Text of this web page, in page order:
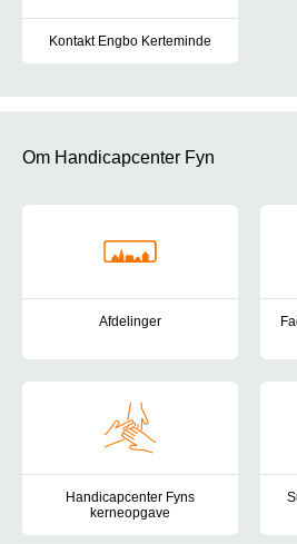
Kontakt Engbo Kerteminde
Om Handicapcenter Fyn
Afdelinger
Her finder du en oversigt over
Handicapcenter Fyns
kerneopgave